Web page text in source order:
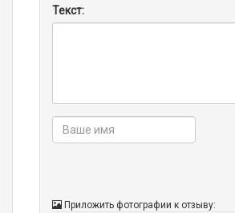
Текст:
Приложить фотографии к отзыву: